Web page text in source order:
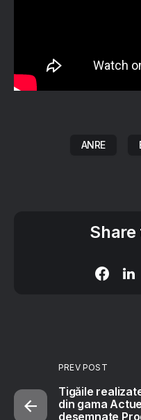
ANRE
PREV POST
Tigăile
din gama
desemnate